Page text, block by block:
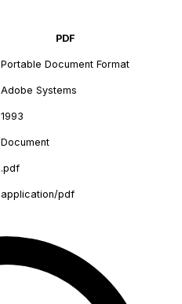
PDF
Portable Document Format
Adobe Systems
1993
Document
.pdf
application/pdf